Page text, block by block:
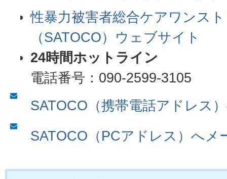
性暴力被害者総合ケアワンス
（SATOCO）ウェブサイト
24時間ホットライン
電話番号：090-2599-3105
SATOCO（携帯電話アドレス
SATOCO（PCアドレス）へメ